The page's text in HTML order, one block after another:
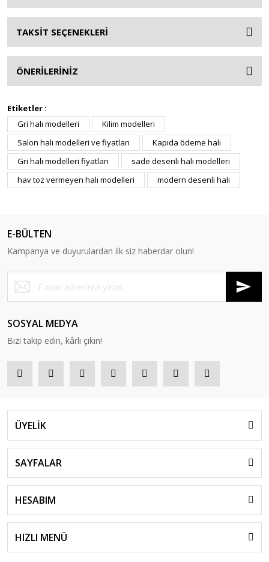
TAKSİT SEÇENEKLERİ
ÖNERİLERİNİZ
Etiketler :
Gri halı modelleri
Kilim modelleri
Salon halı modelleri ve fiyatları
Kapıda ödeme halı
Gri halı modelleri fiyatları
sade desenli halı modelleri
hav toz vermeyen halı modelleri
modern desenli halı
E-BÜLTEN
Kampanya ve duyurulardan ilk siz haberdar olun!
SOSYAL MEDYA
Bizi takip edin, kârlı çıkın!
ÜYELİK
SAYFALAR
HESABIM
HIZLI MENÜ